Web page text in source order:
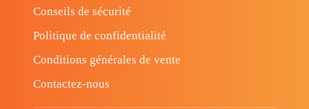
Conseils de sécurité
Politique de confidentialité
Conditions générales de vente
Contactez-nous